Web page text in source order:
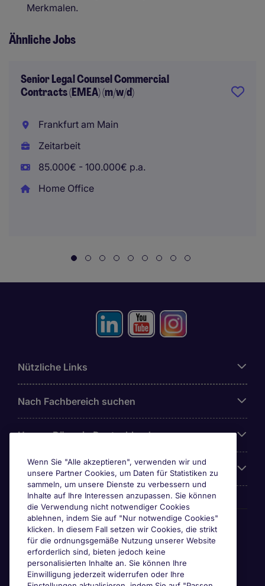
Merkmalen.
Ähnliche Jobs
Senior Legal Counsel Commercial
Contracts (EMEA) (m/w/d)
Frankfurt am Main
Zeitarbeit
85.000€ - 100.000€ p.a.
Home Office
Nützliche Links
Nach Fachbereich suchen
Unsere Büros in Deutschland
Über Michael Page
Awards & Zertifizierungen
Wenn Sie "Alle akzeptieren", verwenden wir und
unsere Partner Cookies, um Daten für Statistiken zu
sammeln, um unsere Dienste zu verbessern und
Inhalte auf Ihre Interessen anzupassen. Sie können
die Verwendung nicht notwendiger Cookies
ablehnen, indem Sie auf "Nur notwendige Cookies"
klicken. In diesem Fall setzen wir Cookies, die strikt
für die ordnungsgemäße Nutzung unserer Website
erforderlich sind, bieten jedoch keine
personalisierten Inhalte an. Sie können Ihre
Einwilligung jederzeit widerrufen oder Ihre